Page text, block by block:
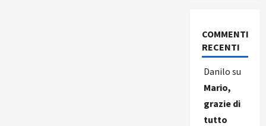
COMMENTI
RECENTI
Danilo su
Mario,
grazie di
tutto